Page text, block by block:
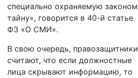
специально охраняемую законом
тайну», говорится в 40-й статье
ФЗ «О СМИ».
В свою очередь, правозащитники
считают, что если должностные
лица скрывают информацию, то